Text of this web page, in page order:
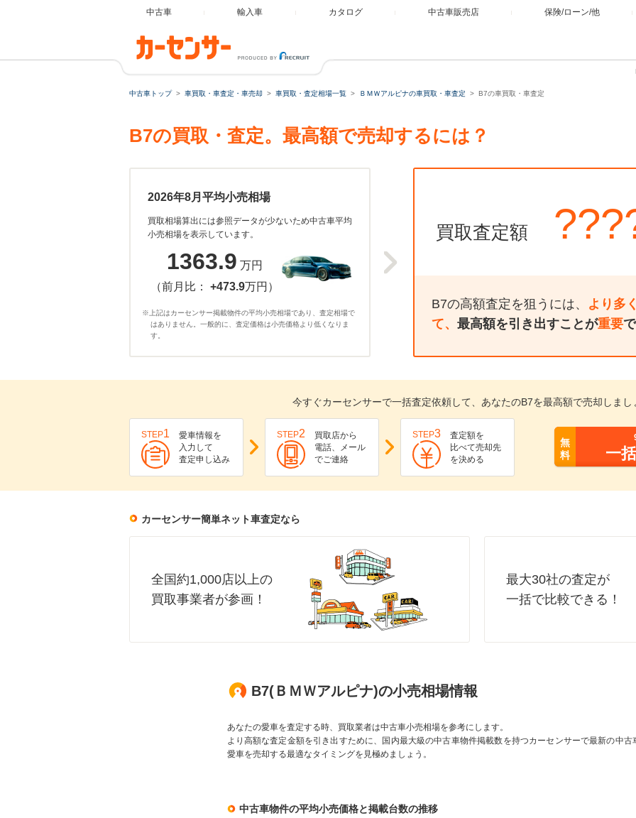
中古車 輸入車 カタログ 中古車販売店 保険/ローン/他
中古車トップ 車買取・車査定・車売却 車買取・査定相場一覧 ＢＭＷアルピナの車買取・車査定 B7の車買取・車査定
B7の買取・査定。最高額で売却するには？
2026年8月平均小売相場
買取相場算出には参照データが少ないため中古車平均
小売相場を表示しています。
1363.9 万円
（前月比： +473.9万円）
※上記はカーセンサー掲載物件の平均小売相場であり、査定相場で
はありません。一般的に、査定価格は小売価格より低くなりま
す。
買取査定額
B7の高額査定を狙うには、 より多
て、 最高額を引き出すことが重要
今すぐカーセンサーで一括査定依頼して、あなたのB7を最高額で売却しまし
STEP1
愛車情報を
入力して
査定申し込み
STEP2
買取店から
電話、メール
でご連絡
STEP3
査定額を
比べて売却先
を決める
無
料
一
カーセンサー簡単ネット車査定なら
全国約1,000店以上の
買取事業者が参画！
最大30社の査定が
一括で比較できる！
B7(ＢＭＷアルピナ)の小売相場情報
あなたの愛車を査定する時、買取業者は中古車小売相場を参考にします。
より高額な査定金額を引き出すために、国内最大級の中古車物件掲載数を持つカーセンサーで最新の中古
愛車を売却する最適なタイミングを見極めましょう。
中古車物件の平均小売価格と掲載台数の推移